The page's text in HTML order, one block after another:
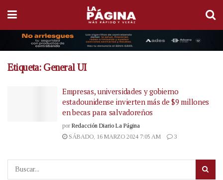
Etiqueta: General UI
Empresas, universidades y gobierno
estadounidense invierten más de $9 millones
en becas para salvadoreños
por Redacción Diario La Página
SÁBADO, 16 MARZO 2024 7:05 AM
3